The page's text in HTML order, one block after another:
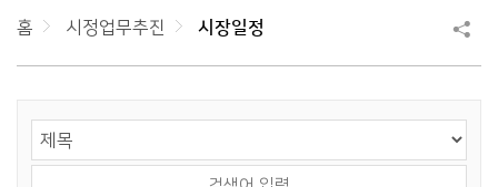
홈 시정업무추진 시장일정